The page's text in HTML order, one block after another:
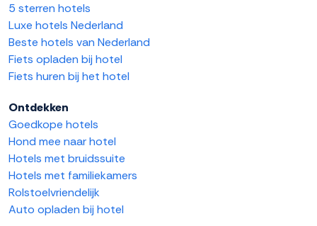
5 sterren hotels
Luxe hotels Nederland
Beste hotels van Nederland
Fiets opladen bij hotel
Fiets huren bij het hotel
Ontdekken
Goedkope hotels
Hond mee naar hotel
Hotels met bruidssuite
Hotels met familiekamers
Rolstoelvriendelijk
Auto opladen bij hotel